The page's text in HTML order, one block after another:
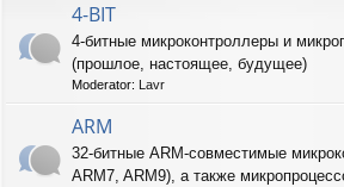
4-BIT
4-битные микроконтроллеры и
(прошлое, настоящее, будущее)
Moderator: Lavr
ARM
32-битные ARM-совместимые
ARM7, ARM9), а также